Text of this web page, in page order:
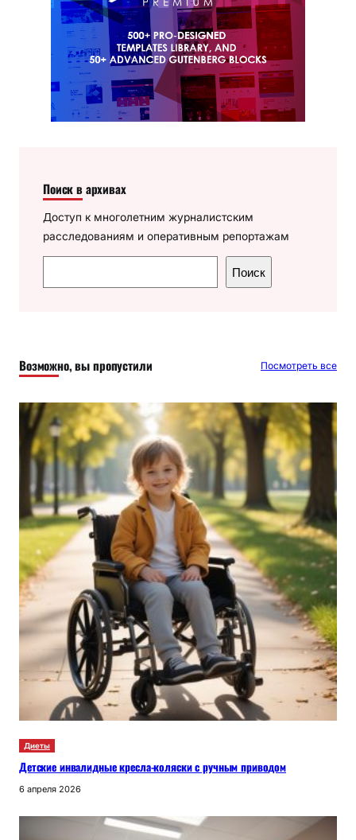
Поиск в архивах
Доступ к многолетним журналистским
расследованиям и оперативным репортажам
о
Поиск
Возможно, вы пропустили Посмотреть все
Диеты
Детские инвалидные кресла-коляски с ручным приводом
6 апреля 2026